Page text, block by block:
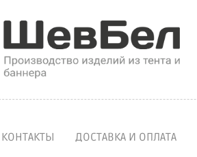
КОНТАКТЫ ДОСТАВКА И ОПЛАТА